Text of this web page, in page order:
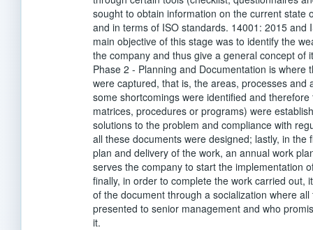
sought to obtain information on the current state
and in terms of ISO standards. 14001: 2015 and
main objective of this stage was to identify the
the company and thus give a general concept of
Phase 2 - Planning and Documentation is where
were captured, that is, the areas, processes and
some shortcomings were identified and
matrices, procedures or programs) were
solutions to the problem and compliance with
all these documents were designed; lastly, in the
plan and delivery of the work, an annual work
serves the company to start the implementation
finally, in order to complete the work carried out,
of the document through a socialization where
presented to senior management and who
it.